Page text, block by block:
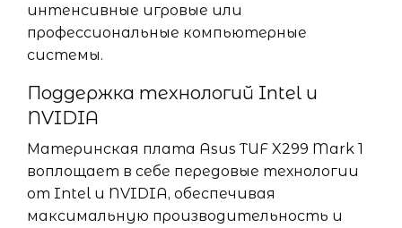
интенсивные игровые или
профессиональные компьютерные
системы.
Поддержка технологий Intel и
NVIDIA
Материнская плата Asus TUF X299 Mark 1
воплощает в себе передовые технологии
от Intel и NVIDIA, обеспечивая
максимальную производительность и